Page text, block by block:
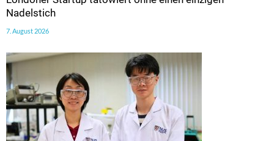
Nadelstich
7. August 2026